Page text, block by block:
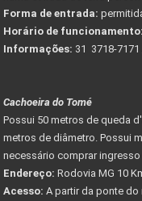
Forma de entrada:
Horário de funcionamento:
Informações: 31 3718-7171
Cachoeira do Tomé
Possui 50 metros de queda
metros de diâmetro. Possui
necessário comprar ingresso
Endereço: Rodovia MG 10
Acesso: A partir da ponte do